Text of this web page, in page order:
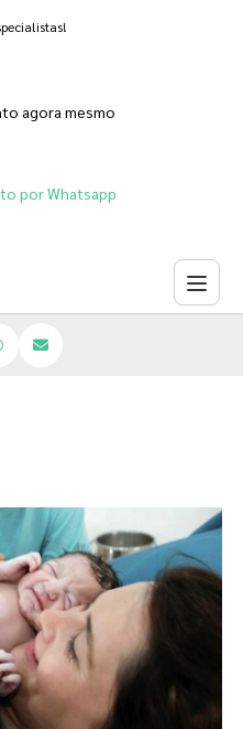
agora mesmo
por Whatsapp